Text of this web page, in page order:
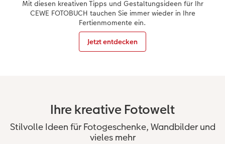
CEWE FOTOBUCH per PDF
Zubehör
Zubehör
Mit diesen kreativen Tipps und Gestaltungsideen für Ihr
CEWE FOTOBUCH tauchen Sie immer wieder in Ihre
Fertienmomente ein.
Jetzt entdecken
Ihre kreative Fotowelt
Stilvolle Ideen für Fotogeschenke, Wandbilder und
vieles mehr